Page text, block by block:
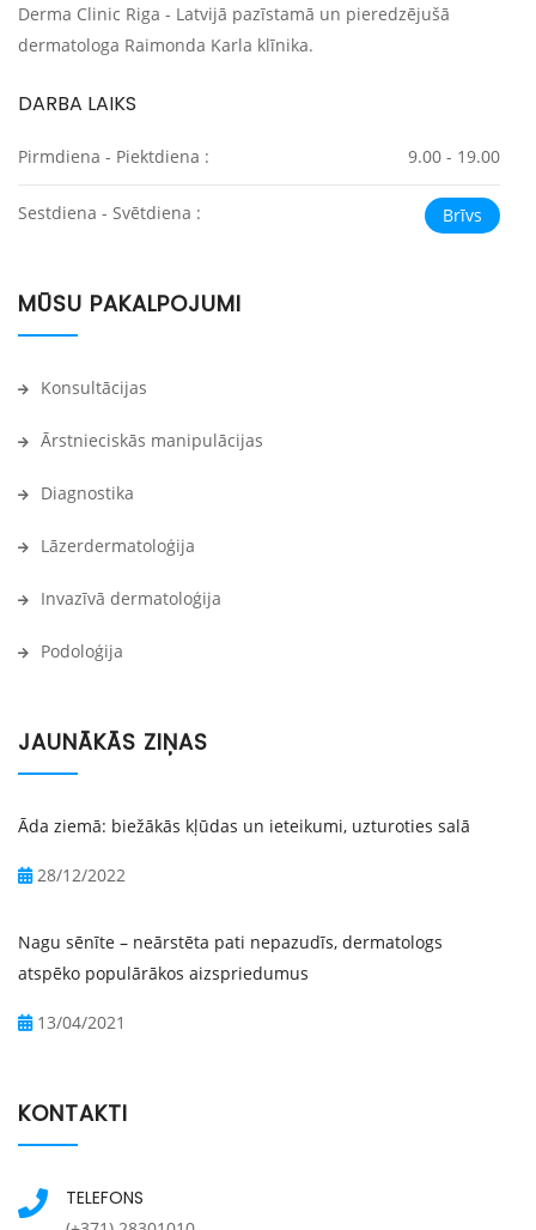
Derma Clinic Riga - Latvijā pazīstamā un pieredzējušā
dermatologa Raimonda Karla klīnika.
DARBA LAIKS
Pirmdiena - Piektdiena : 9.00 - 19.00
Sestdiena - Svētdiena : Brīvs
MŪSU PAKALPOJUMI
Konsultācijas
Ārstnieciskās manipulācijas
Diagnostika
Lāzerdermatoloģija
Invazīvā dermatoloģija
Podoloģija
JAUNĀKĀS ZIŅAS
Āda ziemā: biežākās kļūdas un ieteikumi, uzturoties salā
28/12/2022
Nagu sēnīte – neārstēta pati nepazudīs, dermatologs
atspēko populārākos aizspriedumus
13/04/2021
KONTAKTI
TELEFONS